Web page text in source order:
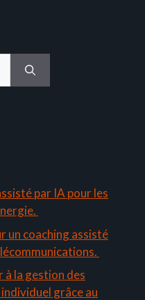
par IA pour les
un coaching assisté
à la gestion des
grâce au